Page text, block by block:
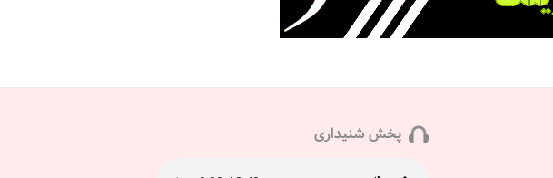
پخش شنیداری